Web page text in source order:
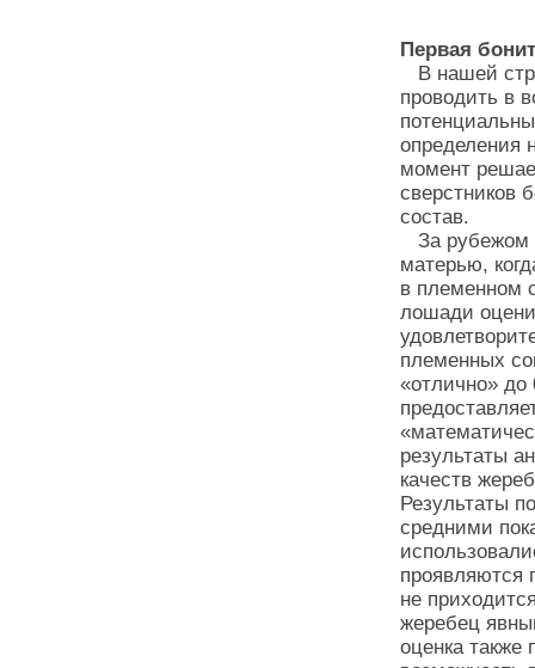
Первая
В нашей
проводить в
определения
момент
сверстников
состав.
За рубежом
матерью,
в племенном
лошади
племенных
«отлично» до
результаты
качеств
Результаты
средними
проявляются
не
жеребец
оценка